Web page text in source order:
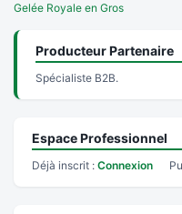
Gelée Royale en Gros
Producteur Partenaire
Spécialiste B2B.
Espace Professionnel
Déjà inscrit : Connexion